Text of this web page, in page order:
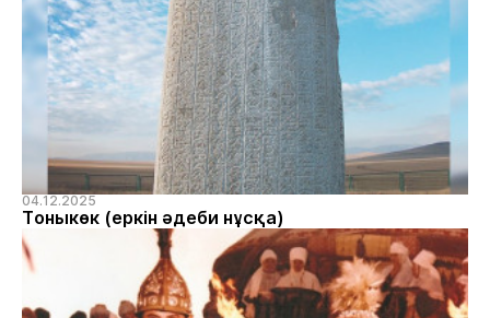
04.12.2025
Тоныкөк (еркін әдеби нұсқа)